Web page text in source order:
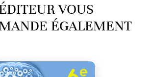
VOUS
ÉGALEMENT